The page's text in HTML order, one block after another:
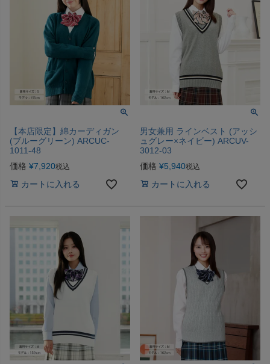
【本店限定】綿カーディガン
(ブルーグリーン) ARCUC-
1011-48
価格 ¥7,920税込
カートに入れる
男女兼用 ラインベスト (アッシ
ュグレー×ネイビー) ARCUV-
3012-03
価格 ¥5,940税込
カートに入れる